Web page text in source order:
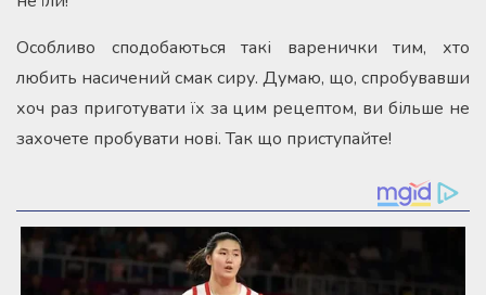
Особливо сподобаються такі варенички тим, хто
любить насичений смак сиру. Думаю, що, спробувавши
хоч раз приготувати їх за цим рецептом, ви більше не
захочете пробувати нові. Так що приступайте!